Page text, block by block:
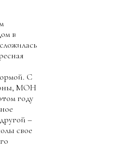
в
С
МОН
году
–
свое